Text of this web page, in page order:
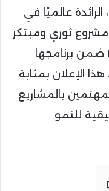
، الرائدة عالميًا في
مشروع ثوري ومبتكر
ضمن برنامجها
الإعلان بمثابة
بالمشاريع
للنمو